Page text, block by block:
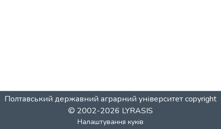
Полтавський державний аграрний університетcopyright
© 2002-2026 LYRASIS
Налаштування куків